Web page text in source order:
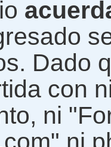
Dado
con
ni